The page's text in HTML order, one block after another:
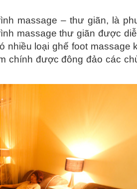
massage – thư giãn, là
massage thư giãn được
nhiều loại ghế foot massage
chính được đông đảo các